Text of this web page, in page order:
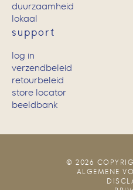
duurzaamheid
lokaal
support
log in
verzendbeleid
retourbeleid
store locator
beeldbank
© 2026
ALGEMENE